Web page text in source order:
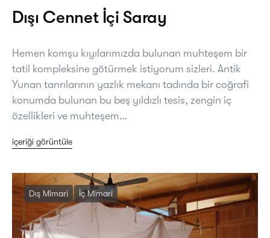
Dışı Cennet İçi Saray
Hemen komşu kıyılarımızda bulunan muhteşem bir
tatil kompleksine götürmek istiyorum sizleri. Antik
Yunan tanrılarının yazlık mekanı tadında bir coğrafi
konumda bulunan bu beş yıldızlı tesis, zengin iç
özellikleri ve muhteşem…
içeriği görüntüle
Dış Mimari İç Mimari